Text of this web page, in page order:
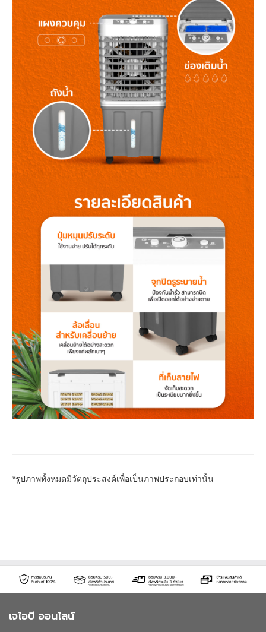
*รูปภาพทั้งหมดมีวัตถุประสงค์เพื่อเป็นภาพประกอบเท่านั้น
เจไอบี ออนไลน์